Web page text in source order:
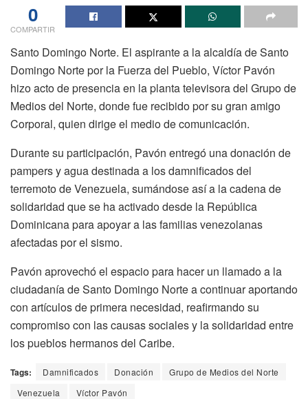
0
COMPARTIR
Santo Domingo Norte. El aspirante a la alcaldía de Santo
Domingo Norte por la Fuerza del Pueblo, Víctor Pavón
hizo acto de presencia en la planta televisora del Grupo de
Medios del Norte, donde fue recibido por su gran amigo
Corporal, quien dirige el medio de comunicación.
Durante su participación, Pavón entregó una donación de
pampers y agua destinada a los damnificados del
terremoto de Venezuela, sumándose así a la cadena de
solidaridad que se ha activado desde la República
Dominicana para apoyar a las familias venezolanas
afectadas por el sismo.
Pavón aprovechó el espacio para hacer un llamado a la
ciudadanía de Santo Domingo Norte a continuar aportando
con artículos de primera necesidad, reafirmando su
compromiso con las causas sociales y la solidaridad entre
los pueblos hermanos del Caribe.
Tags: Damnificados Donación
Grupo de Medios del Norte
Venezuela
Víctor Pavón